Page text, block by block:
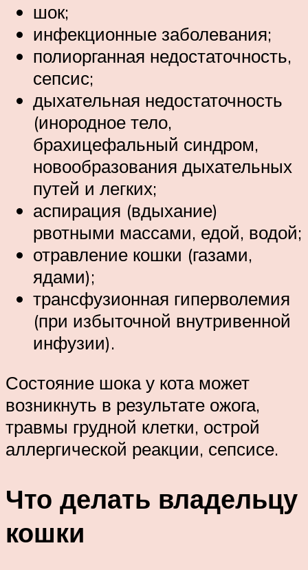
шок;
инфекционные заболевания;
полиорганная недостаточность,
сепсис;
дыхательная недостаточность
(инородное тело,
брахицефальный синдром,
новообразования дыхательных
путей и легких;
аспирация (вдыхание)
рвотными массами, едой, водой;
отравление кошки (газами,
ядами);
трансфузионная гиперволемия
(при избыточной внутривенной
инфузии).
Состояние шока у кота может
возникнуть в результате ожога,
травмы грудной клетки, острой
аллергической реакции, сепсисе.
Что делать владельцу
кошки